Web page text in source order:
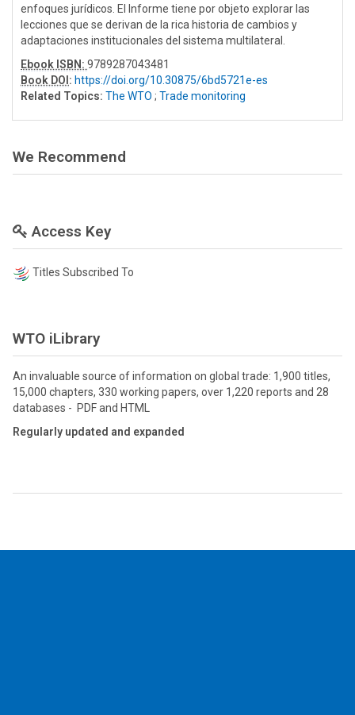
enfoques jurídicos. El Informe tiene por objeto explorar las
lecciones que se derivan de la rica historia de cambios y
adaptaciones institucionales del sistema multilateral.
Ebook ISBN: 9789287043481
Book DOI : https://doi.org/10.30875/6bd5721e-es
Related Topics: The WTO ; Trade monitoring
We Recommend
Access Key
Titles Subscribed To
WTO iLibrary
An invaluable source of information on global trade: 1,900 titles,
15,000 chapters, 330 working papers, over 1,220 reports and 28
databases - PDF and HTML
Regularly updated and expanded